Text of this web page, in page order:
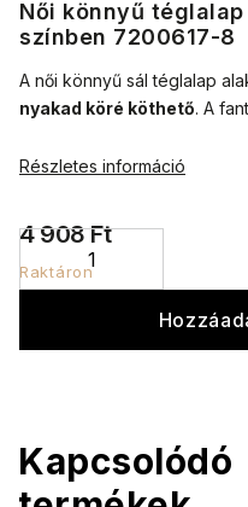
Női könnyű
színben 7200617-8
4 908 Ft
Raktáron
A női könnyű sál téglalap
nyakad köré köthető. A
Részletes információ
Kapcsolódó